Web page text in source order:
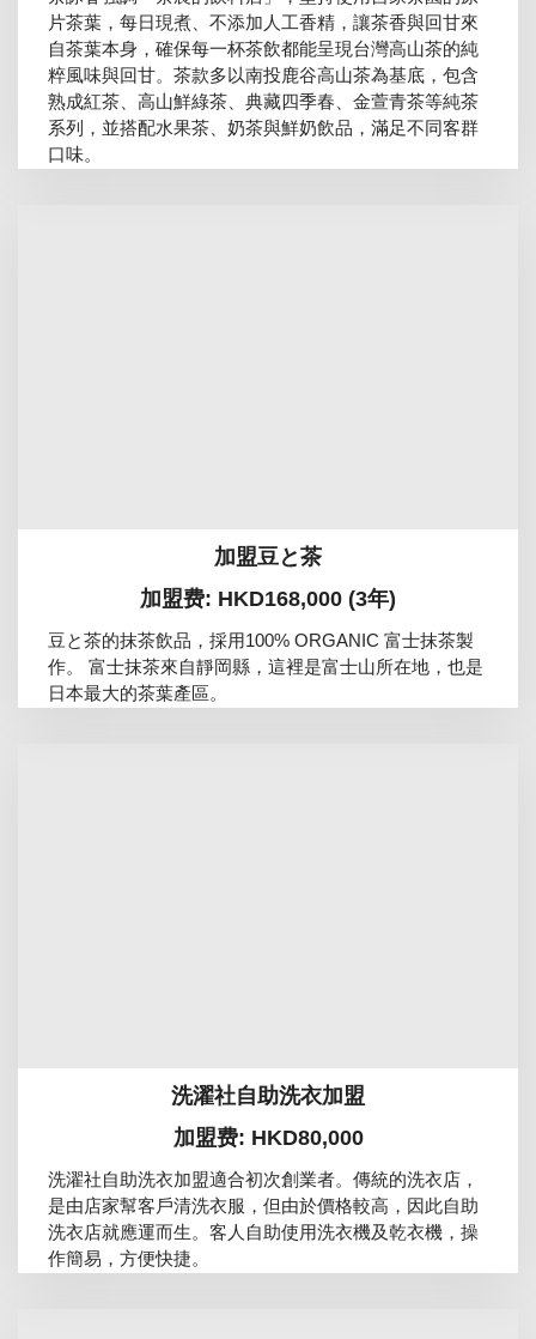
片茶葉，每日現煮、不添加人工香精，讓茶香與回甘來
自茶葉本身，確保每一杯茶飲都能呈現台灣高山茶的純
粹風味與回甘。茶款多以南投鹿谷高山茶為基底，包含
熟成紅茶、高山鮮綠茶、典藏四季春、金萱青茶等純茶
系列，並搭配水果茶、奶茶與鮮奶飲品，滿足不同客群
口味。
加盟豆と茶
加盟费: HKD168,000 (3年)
豆と茶的抹茶飲品，採用100% ORGANIC 富士抹茶製
作。 富士抹茶來自靜岡縣，這裡是富士山所在地，也是
日本最大的茶葉產區。
洗濯社自助洗衣加盟
加盟费: HKD80,000
洗濯社自助洗衣加盟適合初次創業者。傳統的洗衣店，
是由店家幫客戶清洗衣服，但由於價格較高，因此自助
洗衣店就應運而生。客人自助使用洗衣機及乾衣機，操
作簡易，方便快捷。